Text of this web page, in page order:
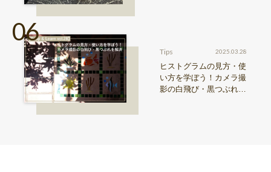
Tips 2025.03.28
ヒストグラムの見方・使
い方を学ぼう！カメラ撮
影の白飛び・黒つぶれを